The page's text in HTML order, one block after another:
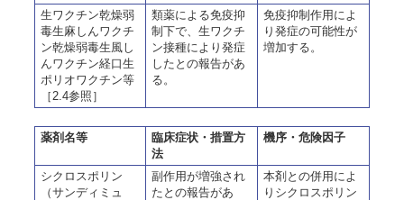
生ワクチン乾燥弱
毒生麻しんワクチ
ン乾燥弱毒生風し
んワクチン経口生
ポリオワクチン等
［2.4参照］
類薬による免疫抑
制下で、生ワクチ
ン接種により発症
したとの報告があ
る。
免疫抑制作用によ
り発症の可能性が
増加する。
薬剤名等
臨床症状・措置方
法
機序・危険因子
シクロスポリン
（サンディミュ
副作用が増強され
たとの報告があ
本剤との併用によ
りシクロスポリン